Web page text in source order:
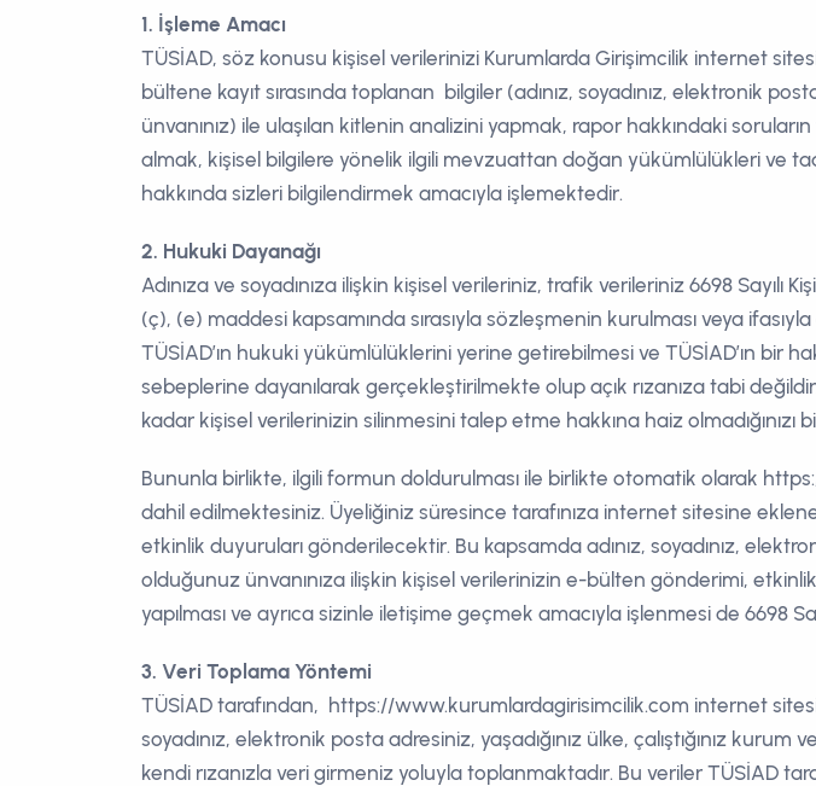
1. İşleme Amacı
TÜSİAD, söz konusu kişisel verilerinizi Kurumlarda Girişimcilik internet
bültene kayıt sırasında toplanan bilgiler (adınız, soyadınız, elektronik
ünvanınız) ile ulaşılan kitlenin analizini yapmak, rapor hakkındaki
almak, kişisel bilgilere yönelik ilgili mevzuattan doğan yükümlülükleri ve
hakkında sizleri bilgilendirmek amacıyla işlemektedir.
2. Hukuki Dayanağı
Adınıza ve soyadınıza ilişkin kişisel verileriniz, trafik verileriniz 6698 Sayılı
(ç), (e) maddesi kapsamında sırasıyla sözleşmenin kurulması veya
TÜSİAD’ın hukuki yükümlülüklerini yerine getirebilmesi ve TÜSİAD’ın bir
sebeplerine dayanılarak gerçekleştirilmekte olup açık rızanıza tabi
kadar kişisel verilerinizin silinmesini talep etme hakkına haiz olmadığınızı
Bununla birlikte, ilgili formun doldurulması ile birlikte otomatik olarak
dahil edilmektesiniz. Üyeliğiniz süresince tarafınıza internet sitesine
etkinlik duyuruları gönderilecektir. Bu kapsamda adınız, soyadınız,
olduğunuz ünvanınıza ilişkin kişisel verilerinizin e-bülten gönderimi,
yapılması ve ayrıca sizinle iletişime geçmek amacıyla işlenmesi de 6698
3. Veri Toplama Yöntemi
TÜSİAD tarafından, https://www.kurumlardagirisimcilik.com internet
soyadınız, elektronik posta adresiniz, yaşadığınız ülke, çalıştığınız
kendi rızanızla veri girmeniz yoluyla toplanmaktadır. Bu veriler TÜSİAD